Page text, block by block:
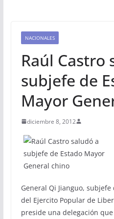
NACIONALES
Raúl Castro
subjefe de
Mayor
diciembre 8, 2012
General Qi Jianguo,
del Ejercito Popular de
preside una delegación